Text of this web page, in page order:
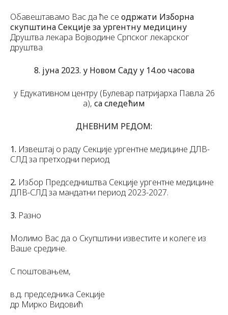
Обавештавамо Вас да ће се одржати Изборна
скупштина Секције за ургентну медицину
Друштва лекара Војводине Српског лекарског
друштва
8. јуна 2023. у Новом Саду у 14.оо часова
у Едукативном центру (Булевар патријарха Павла 26
а), са следећим
ДНЕВНИМ РЕДОМ:
1. Извештај о раду Секције ургентне медицине ДЛВ-
СЛД за претходни период
2. Избор Председништва Секције ургентне медицине
ДЛВ-СЛД за мандатни период 2023-2027.
3. Разно
Молимо Вас да о Скупштини известите и колеге из
Ваше средине.
С поштовањем,
в.д. председника Секције
др Мирко Видовић